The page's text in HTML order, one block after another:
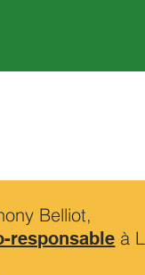
Belliot,
responsable à